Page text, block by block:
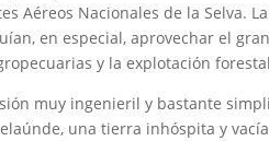
Aéreos Nacionales de la Selva.
en especial, aprovechar el
y la explotación
muy ingenieril y bastante
una tierra inhóspita y